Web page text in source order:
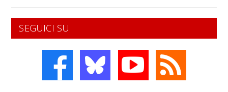
SEGUICI SU